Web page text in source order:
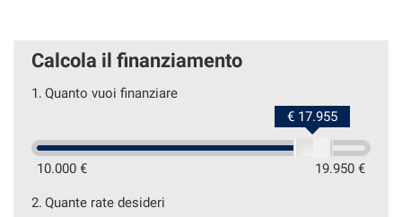
Calcola il finanziamento
1. Quanto vuoi finanziare
10.000 € 19.950 €
€ 17.955
2. Quante rate desideri